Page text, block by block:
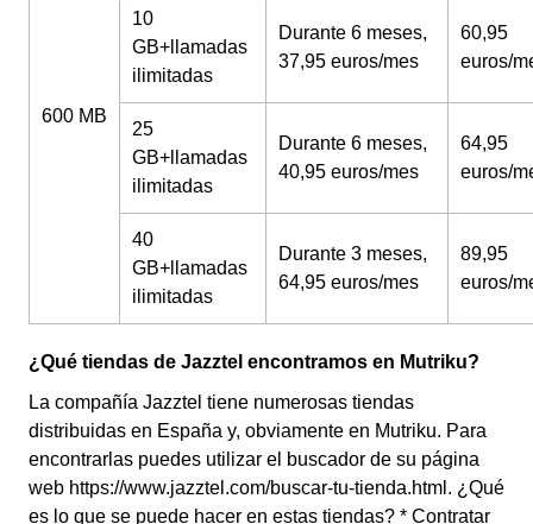
600 MB
10
GB+llamadas
ilimitadas
Durante 6 meses,
37,95 euros/mes
60,95
euros/
25
GB+llamadas
ilimitadas
Durante 6 meses,
40,95 euros/mes
64,95
euros/
40
GB+llamadas
ilimitadas
Durante 3 meses,
64,95 euros/mes
89,95
euros/
¿Qué tiendas de Jazztel encontramos en Mutriku?
La compañía Jazztel tiene numerosas tiendas
distribuidas en España y, obviamente en Mutriku. Para
encontrarlas puedes utilizar el buscador de su página
web https://www.jazztel.com/buscar-tu-tienda.html. ¿Qué
es lo que se puede hacer en estas tiendas? * Contratar